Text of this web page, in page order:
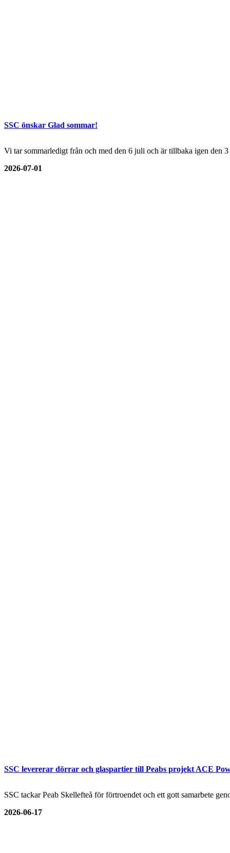
SSC önskar Glad sommar!
Vi tar sommarledigt från och med den 6 juli och är tillbaka igen den
2026-07-01
SSC levererar dörrar och glaspartier till Peabs projekt ACE
SSC tackar Peab Skellefteå för förtroendet och ett gott samarbete
2026-06-17